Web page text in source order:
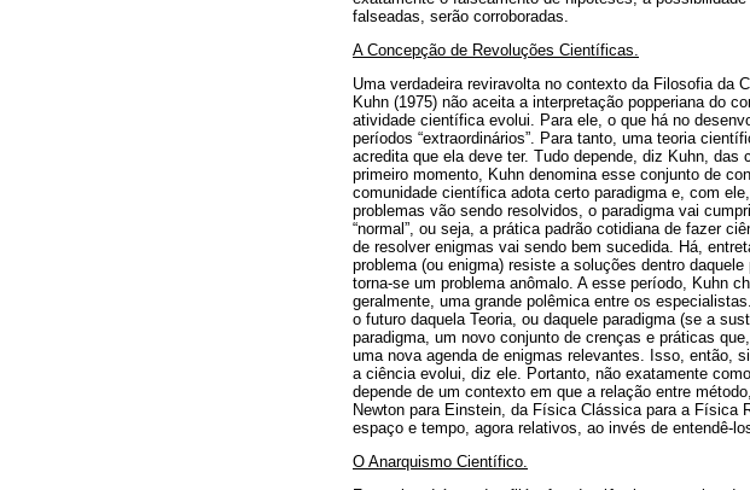
falseadas, serão corroboradas.
A Concepção de Revoluções Científicas.
Uma verdadeira reviravolta no contexto da Filosofia da
Kuhn (1975) não aceita a interpretação popperiana do
atividade científica evolui. Para ele, o que há no
períodos “extraordinários”. Para tanto, uma teoria
acredita que ela deve ter. Tudo depende, diz Kuhn,
primeiro momento, Kuhn denomina esse conjunto de
comunidade científica adota certo paradigma e, com
problemas vão sendo resolvidos, o paradigma vai
“normal”, ou seja, a prática padrão cotidiana de fazer
de resolver enigmas vai sendo bem sucedida. Há,
problema (ou enigma) resiste a soluções dentro
torna-se um problema anômalo. A esse período, Kuhn
geralmente, uma grande polêmica entre os
o futuro daquela Teoria, ou daquele paradigma (se a
paradigma, um novo conjunto de crenças e práticas
uma nova agenda de enigmas relevantes. Isso, então,
a ciência evolui, diz ele. Portanto, não exatamente
depende de um contexto em que a relação entre
Newton para Einstein, da Física Clássica para a Física
espaço e tempo, agora relativos, ao invés de entendê-
O Anarquismo Científico.